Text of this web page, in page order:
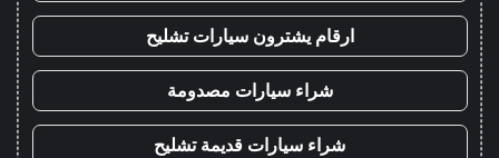
ارقام يشترون سيارات تشليح
شراء سيارات مصدومة
شراء سيارات قديمة تشليح